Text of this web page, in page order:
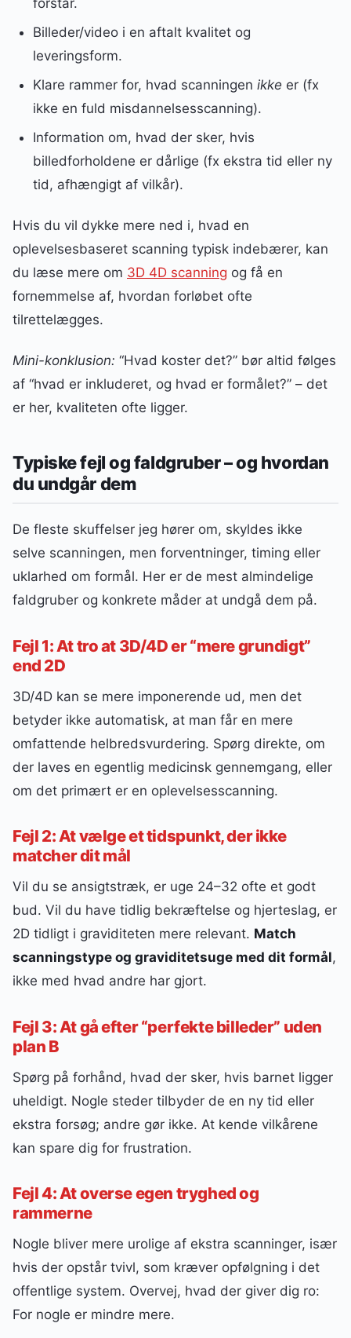
forstår.
Billeder/video i en aftalt kvalitet og
leveringsform.
Klare rammer for, hvad scanningen ikke er (fx
ikke en fuld misdannelsesscanning).
Information om, hvad der sker, hvis
billedforholdene er dårlige (fx ekstra tid eller ny
tid, afhængigt af vilkår).
Hvis du vil dykke mere ned i, hvad en
oplevelsesbaseret scanning typisk indebærer, kan
du læse mere om 3D 4D scanning og få en
fornemmelse af, hvordan forløbet ofte
tilrettelægges.
Mini-konklusion: “Hvad koster det?” bør altid følges
af “hvad er inkluderet, og hvad er formålet?” – det
er her, kvaliteten ofte ligger.
Typiske fejl og faldgruber – og hvordan
du undgår dem
De fleste skuffelser jeg hører om, skyldes ikke
selve scanningen, men forventninger, timing eller
uklarhed om formål. Her er de mest almindelige
faldgruber og konkrete måder at undgå dem på.
Fejl 1: At tro at 3D/4D er “mere grundigt”
end 2D
3D/4D kan se mere imponerende ud, men det
betyder ikke automatisk, at man får en mere
omfattende helbredsvurdering. Spørg direkte, om
der laves en egentlig medicinsk gennemgang, eller
om det primært er en oplevelsesscanning.
Fejl 2: At vælge et tidspunkt, der ikke
matcher dit mål
Vil du se ansigtstræk, er uge 24–32 ofte et godt
bud. Vil du have tidlig bekræftelse og hjerteslag, er
2D tidligt i graviditeten mere relevant. Match
scanningstype og graviditetsuge med dit formål,
ikke med hvad andre har gjort.
Fejl 3: At gå efter “perfekte billeder” uden
plan B
Spørg på forhånd, hvad der sker, hvis barnet ligger
uheldigt. Nogle steder tilbyder de en ny tid eller
ekstra forsøg; andre gør ikke. At kende vilkårene
kan spare dig for frustration.
Fejl 4: At overse egen tryghed og
rammerne
Nogle bliver mere urolige af ekstra scanninger, især
hvis der opstår tvivl, som kræver opfølgning i det
offentlige system. Overvej, hvad der giver dig ro:
For nogle er mindre mere.